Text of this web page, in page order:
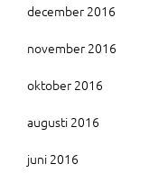
december 2016
november 2016
oktober 2016
augusti 2016
juni 2016